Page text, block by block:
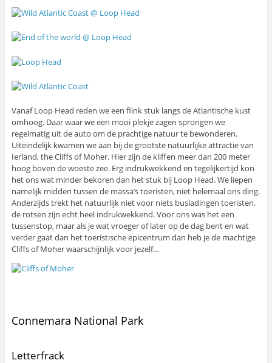
Vanaf Loop Head reden we een flink stuk langs de Atlantische kust
omhoog. Daar waar we een mooi plekje zagen sprongen we
regelmatig uit de auto om de prachtige natuur te bewonderen.
Uiteindelijk kwamen we aan bij de grootste natuurlijke attractie van
Ierland, the Cliffs of Moher. Hier zijn de kliffen meer dan 200 meter
hoog boven de woeste zee. Erg indrukwekkend en tegelijkertijd kon
het ons wat minder bekoren dan het stuk bij Loop Head. We liepen
namelijk midden tussen de massa’s toeristen, niet helemaal ons ding.
Anderzijds trekt het natuurlijk niet voor niets busladingen toeristen,
de rotsen zijn echt heel indrukwekkend. Voor ons was het een
tussenstop, maar als je wat vroeger of later op de dag bent en wat
verder gaat dan het toeristische epicentrum dan heb je de machtige
Cliffs of Moher waarschijnlijk voor jezelf…
Connemara National Park
Letterfrack